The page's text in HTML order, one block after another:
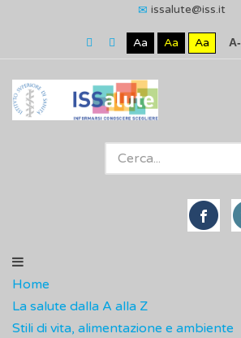
issalute@iss.it
Aa Aa Aa A-
Home
La salute dalla A alla Z
Stili di vita, alimentazione e ambiente